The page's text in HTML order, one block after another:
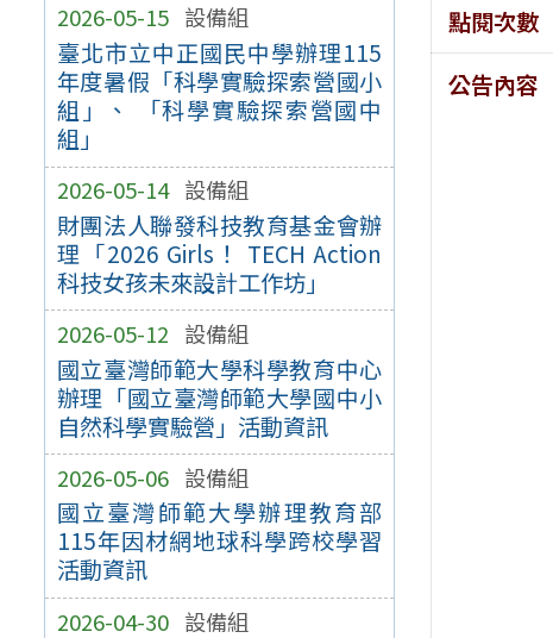
2026-05-15 設備組
臺北市立中正國民中學辦理115
年度暑假「科學實驗探索營國小
組」、 「科學實驗探索營國中
組」
2026-05-14 設備組
財團法人聯發科技教育基金會辦
理「2026 Girls！ TECH Action
科技女孩未來設計工作坊」
2026-05-12 設備組
國立臺灣師範大學科學教育中心
辦理「國立臺灣師範大學國中小
自然科學實驗營」活動資訊
2026-05-06 設備組
國立臺灣師範大學辦理教育部
115年因材網地球科學跨校學習
活動資訊
2026-04-30 設備組
點閱次數
公告內容